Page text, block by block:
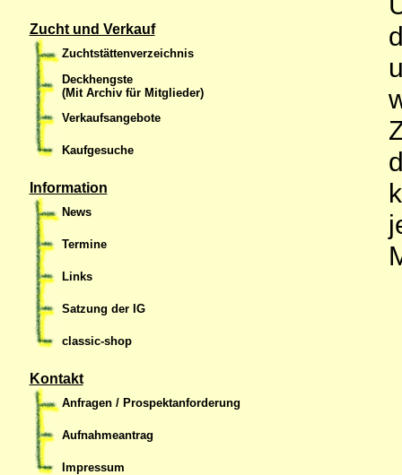
Zucht und Verkauf
Zuchtstättenverzeichnis
Deckhengste
(Mit Archiv für Mitglieder)
Verkaufsangebote
Kaufgesuche
Information
News
Termine
Links
Satzung der IG
classic-shop
Kontakt
Anfragen / Prospektanforderung
Aufnahmeantrag
Impressum